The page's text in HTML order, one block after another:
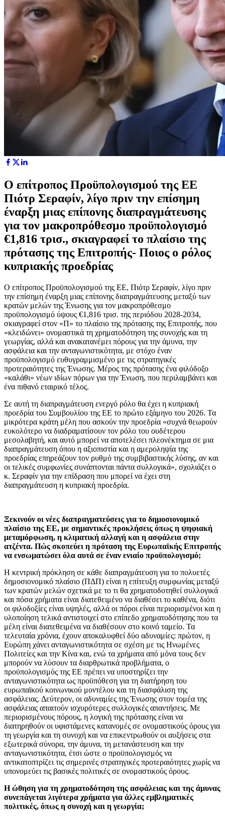
Ο επίτροπος Προϋπολογισμού της ΕΕ
Πιότρ Σεραφίν, λίγο πριν την επίσημη
έναρξη μιας επίπονης διαπραγμάτευσης
για τον μακροπρόθεσμο προϋπολογισμό
€1,816 τρισ., σκιαγραφεί το πλαίσιο της
πρότασης της Επιτροπής- Ποιος ο ρόλος
κυπριακής προεδρίας
Ο επίτροπος Προϋπολογισμού της ΕΕ, Πιότρ Σεραφίν, λίγο πριν
την επίσημη έναρξη μιας επίπονης διαπραγμάτευσης μεταξύ των
κρατών μελών της Ένωσης για τον μακροπρόθεσμο
προϋπολογισμό ύψους €1,816 τρισ. της περιόδου 2028-2034,
σκιαγραφεί στον «Π» το πλαίσιο της πρότασης της Επιτροπής, που
«κλειδώνει» ονομαστικά τη χρηματοδότηση της συνοχής και τη
γεωργίας, αλλά και ανακατανέμει πόρους για την άμυνα, την
ασφάλεια και την ανταγωνιστικότητα, με στόχο έναν
προϋπολογισμό ευθυγραμμισμένο με τις στρατηγικές
προτεραιότητες της Ένωσης. Μέρος της πρότασης ένα φιλόδοξο
«καλάθι» νέων ιδίων πόρων για την Ένωση, που περιλαμβάνει και
ένα πιθανό εταιρικό τέλος.
Σε αυτή τη διαπραγμάτευση ενεργό ρόλο θα έχει η κυπριακή
προεδρία του Συμβουλίου της ΕΕ το πρώτο εξάμηνο του 2026. Τα
μικρότερα κράτη μέλη που ασκούν την προεδρία «συχνά θεωρούν
ευκολότερο να διαδραματίσουν τον ρόλο του ουδέτερου
μεσολαβητή, και αυτό μπορεί να αποτελέσει πλεονέκτημα σε μια
διαπραγμάτευση όπου η αξιοπιστία και η αμεροληψία της
προεδρίας επηρεάζουν τον ρυθμό της συμβιβαστικής λύσης, αν και
οι τελικές συμφωνίες συνάπτονται πάντα συλλογικά», σχολιάζει ο
κ. Σεραφίν για την επίδραση που μπορεί να έχει στη
διαπραγμάτευση η κυπριακή προεδρία.
Ξεκινούν οι νέες διαπραγματεύσεις για το δημοσιονομικό
πλαίσιο της ΕΕ, με σημαντικές προκλήσεις όπως η ψηφιακή
μεταμόρφωση, η κλιματική αλλαγή και η ασφάλεια στην
ατζέντα. Πώς σκοπεύει η πρόταση της Ευρωπαϊκής Επιτροπής
να ενσωματώσει όλα αυτά σε έναν ενιαίο προϋπολογισμό;
Η κεντρική πρόκληση σε κάθε διαπραγμάτευση για το πολυετές
δημοσιονομικό πλαίσιο (ΠΔΠ) είναι η επίτευξη συμφωνίας μεταξύ
των κρατών μελών σχετικά με το τι θα χρηματοδοτηθεί συλλογικά
και πόσα χρήματα είναι διατεθειμένο να διαθέσει το καθένα, διότι
οι φιλοδοξίες είναι υψηλές, αλλά οι πόροι είναι περιορισμένοι και η
υλοποίηση τελικά αντιστοιχεί στο επίπεδο χρηματοδότησης που τα
μέλη είναι διατεθειμένα να διαθέσουν στο κοινό ταμείο. Τα
τελευταία χρόνια, έχουν αποκαλυφθεί δύο αδυναμίες: πρώτον, η
Ευρώπη χάνει ανταγωνιστικότητα σε σχέση με τις Ηνωμένες
Πολιτείες και την Κίνα και, ενώ τα χρήματα από μόνα τους δεν
μπορούν να λύσουν τα διαρθρωτικά προβλήματα, ο
προϋπολογισμός της ΕΕ πρέπει να υποστηρίζει την
ανταγωνιστικότητα ως προϋπόθεση για τη διατήρηση του
ευρωπαϊκού κοινωνικού μοντέλου και τη διασφάλιση της
ασφάλειας. Δεύτερον, οι αδυναμίες της Ένωσης στον τομέα της
ασφάλειας απαιτούν ισχυρότερες συλλογικές απαντήσεις. Με
περιορισμένους πόρους, η λογική της πρότασης είναι να
διατηρηθούν οι υφιστάμενες κατανομές σε ονομαστικούς όρους για
τη γεωργία και τη συνοχή και να επικεντρωθούν οι αυξήσεις στα
εξωτερικά σύνορα, την άμυνα, τη μετανάστευση και την
ανταγωνιστικότητα, έτσι ώστε ο προϋπολογισμός να
αντικατοπτρίζει τις σημερινές στρατηγικές προτεραιότητες χωρίς να
υπονομεύει τις βασικές πολιτικές σε ονομαστικούς όρους.
Η ώθηση για τη χρηματοδότηση της ασφάλειας και της άμυνας
συνεπάγεται λιγότερα χρήματα για άλλες εμβληματικές
πολιτικές, όπως η συνοχή και η γεωργία;